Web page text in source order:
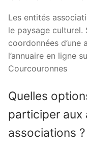
Les entités
le paysage culturel.
coordonnées
l’annuaire en ligne
Courcouronnes
Quelles
participer aux
associations ?